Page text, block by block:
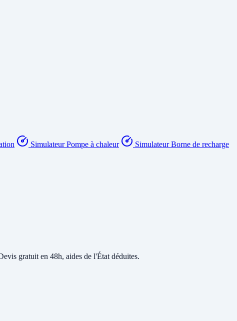
Simulateur Pompe à chaleur
Simulateur Borne de recharge
gratuit en 48h, aides de l'État déduites.